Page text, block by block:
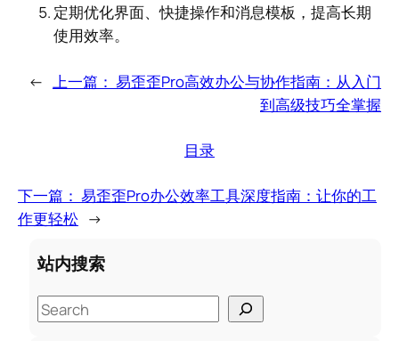
定期优化界面、快捷操作和消息模板，提高长期
使用效率。
← 上一篇： 易歪歪Pro高效办公与协作指南：从入门
到高级技巧全掌握
目录
下一篇： 易歪歪Pro办公效率工具深度指南：让你的工
作更轻松 →
站内搜索
S
e